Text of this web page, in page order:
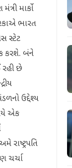
માર્કો
ભારત
સ્ટેટ
કરશે. બંને
રહી છે
ઉદ્દેશ્ય
એક
રાષ્ટ્રપતિ
ચર્ચા